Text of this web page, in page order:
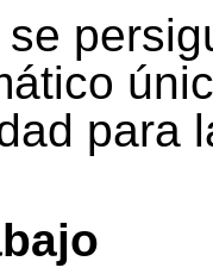
para